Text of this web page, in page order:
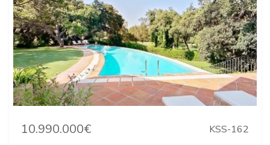
10.990.000€ KSS-162